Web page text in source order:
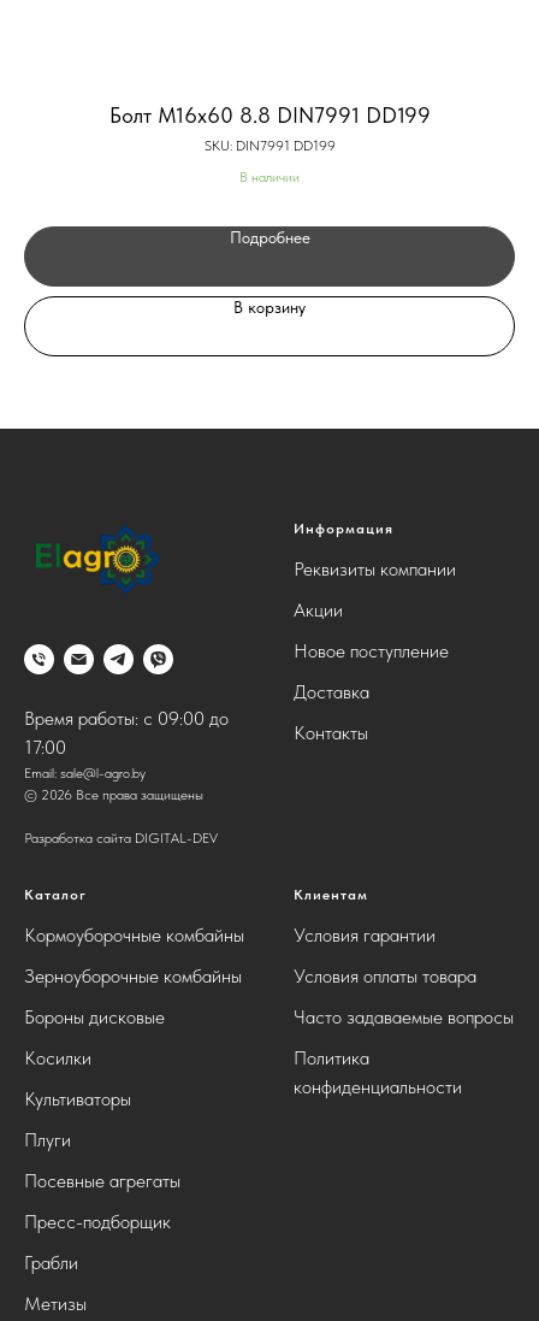
Болт М16x60 8.8 DIN7991 DD199
SKU: DIN7991 DD199
В наличии
Подробнее
В корзину
Время работы: с 09:00 до
17:00
Email: sale@l-agro.by
© 2026 Все права защищены
Разработка сайта DIGITAL-DEV
Информация
Реквизиты компании
Акции
Новое поступление
Доставка
Контакты
Каталог
Кормоуборочные комбайны
Зерноуборочные комбайны
Бороны дисковые
Косилки
Культиваторы
Плуги
Посевные агрегаты
Пресс-подборщик
Грабли
Метизы
Клиентам
Условия гарантии
Условия оплаты товара
Часто задаваемые вопросы
Политика
конфиденциальности